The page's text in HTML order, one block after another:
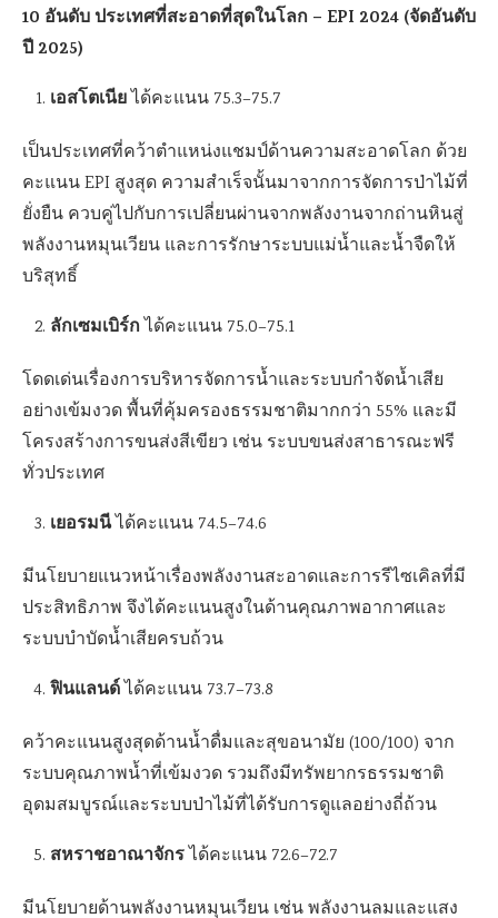
10 อันดับ ประเทศที่สะอาดที่สุดในโลก – EPI 2024 (จัดอันดับ
ปี 2025)
เอสโตเนียได้คะแนน 75.3–75.7
เป็นประเทศที่คว้าตำแหน่งแชมป์ด้านความสะอาดโลก ด้วย
คะแนน EPI สูงสุด ความสำเร็จนั้นมาจากการจัดการป่าไม้ที่
ยั่งยืน ควบคู่ไปกับการเปลี่ยนผ่านจากพลังงานจากถ่านหินสู่
พลังงานหมุนเวียน และการรักษาระบบแม่น้ำและน้ำจืดให้
บริสุทธิ์
ลักเซมเบิร์กได้คะแนน 75.0–75.1
โดดเด่นเรื่องการบริหารจัดการน้ำและระบบกำจัดน้ำเสีย
อย่างเข้มงวด พื้นที่คุ้มครองธรรมชาติมากกว่า 55% และมี
โครงสร้างการขนส่งสีเขียว เช่น ระบบขนส่งสาธารณะฟรี
ทั่วประเทศ
เยอรมนีได้คะแนน 74.5–74.6
มีนโยบายแนวหน้าเรื่องพลังงานสะอาดและการรีไซเคิลที่มี
ประสิทธิภาพ จึงได้คะแนนสูงในด้านคุณภาพอากาศและ
ระบบบำบัดน้ำเสียครบถ้วน
ฟินแลนด์ได้คะแนน 73.7–73.8
คว้าคะแนนสูงสุดด้านน้ำดื่มและสุขอนามัย (100/100) จาก
ระบบคุณภาพน้ำที่เข้มงวด รวมถึงมีทรัพยากรธรรมชาติ
อุดมสมบูรณ์และระบบป่าไม้ที่ได้รับการดูแลอย่างถี่ถ้วน
สหราชอาณาจักรได้คะแนน 72.6–72.7
มีนโยบายด้านพลังงานหมุนเวียน เช่น พลังงานลมและแสง